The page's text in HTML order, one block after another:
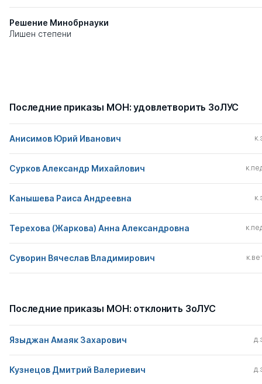
Решение Минобрнауки
Лишен степени
Последние приказы МОН: удовлетворить ЗоЛУС
Анисимов Юрий Иванович
Сурков Александр Михайлович
Канышева Раиса Андреевна
Терехова (Жаркова) Анна Александровна
Суворин Вячеслав Владимирович
Последние приказы МОН: отклонить ЗоЛУС
Языджан Амаяк Захарович
Кузнецов Дмитрий Валериевич